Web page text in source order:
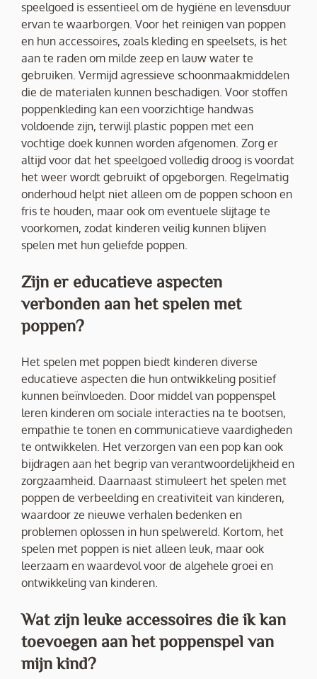
speelgoed is essentieel om de hygiëne en levensduur
ervan te waarborgen. Voor het reinigen van poppen
en hun accessoires, zoals kleding en speelsets, is het
aan te raden om milde zeep en lauw water te
gebruiken. Vermijd agressieve schoonmaakmiddelen
die de materialen kunnen beschadigen. Voor stoffen
poppenkleding kan een voorzichtige handwas
voldoende zijn, terwijl plastic poppen met een
vochtige doek kunnen worden afgenomen. Zorg er
altijd voor dat het speelgoed volledig droog is voordat
het weer wordt gebruikt of opgeborgen. Regelmatig
onderhoud helpt niet alleen om de poppen schoon en
fris te houden, maar ook om eventuele slijtage te
voorkomen, zodat kinderen veilig kunnen blijven
spelen met hun geliefde poppen.
Zijn er educatieve aspecten
verbonden aan het spelen met
poppen?
Het spelen met poppen biedt kinderen diverse
educatieve aspecten die hun ontwikkeling positief
kunnen beïnvloeden. Door middel van poppenspel
leren kinderen om sociale interacties na te bootsen,
empathie te tonen en communicatieve vaardigheden
te ontwikkelen. Het verzorgen van een pop kan ook
bijdragen aan het begrip van verantwoordelijkheid en
zorgzaamheid. Daarnaast stimuleert het spelen met
poppen de verbeelding en creativiteit van kinderen,
waardoor ze nieuwe verhalen bedenken en
problemen oplossen in hun spelwereld. Kortom, het
spelen met poppen is niet alleen leuk, maar ook
leerzaam en waardevol voor de algehele groei en
ontwikkeling van kinderen.
Wat zijn leuke accessoires die ik kan
toevoegen aan het poppenspel van
mijn kind?